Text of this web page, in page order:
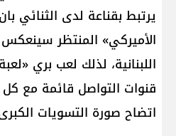
يرتبط بقناعة لدى الثنائي
الأميركي» المنتظر
اللبنانية، لذلك لعب بري
قنوات التواصل قائمة مع كل
اتضاح صورة التسويات